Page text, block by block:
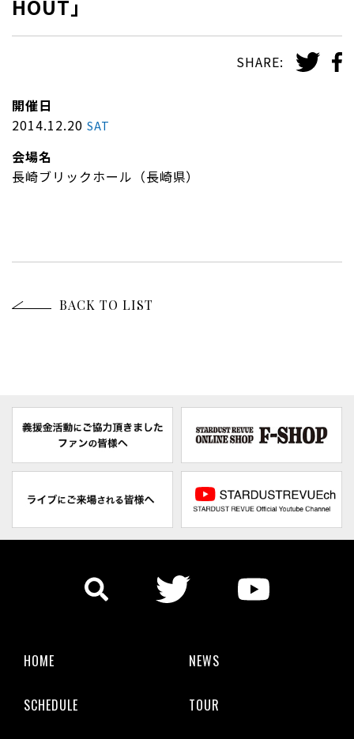
HOUT」
SHARE:
開催日
2014.12.20 SAT
会場名
長崎ブリックホール（長崎県）
BACK TO LIST
HOME NEWS
SCHEDULE TOUR